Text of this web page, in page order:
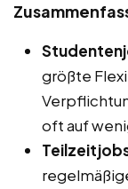
größte
oft auf